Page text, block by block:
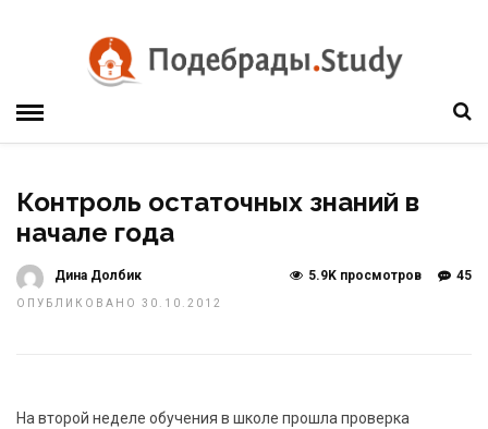
Контроль остаточных знаний в
начале года
Дина Долбик
ОПУБЛИКОВАНО 30.10.2012
45
5.9K просмотров
На второй неделе обучения в школе прошла проверка